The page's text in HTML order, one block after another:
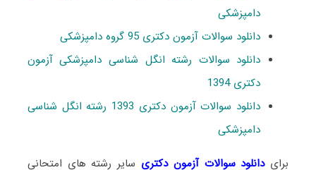
دامپزشکی
دانلود سوالات آزمون دکتری 95 گروه دامپزشکی
دانلود سوالات رشته انگل شناسی دامپزشکی آزمون
دکتری 1394
دانلود سوالات آزمون دکتری 1393 رشته انگل شناسی
دامپزشکی
برایدانلود سوالات آزمون دکتری سایر رشته های امتحانی